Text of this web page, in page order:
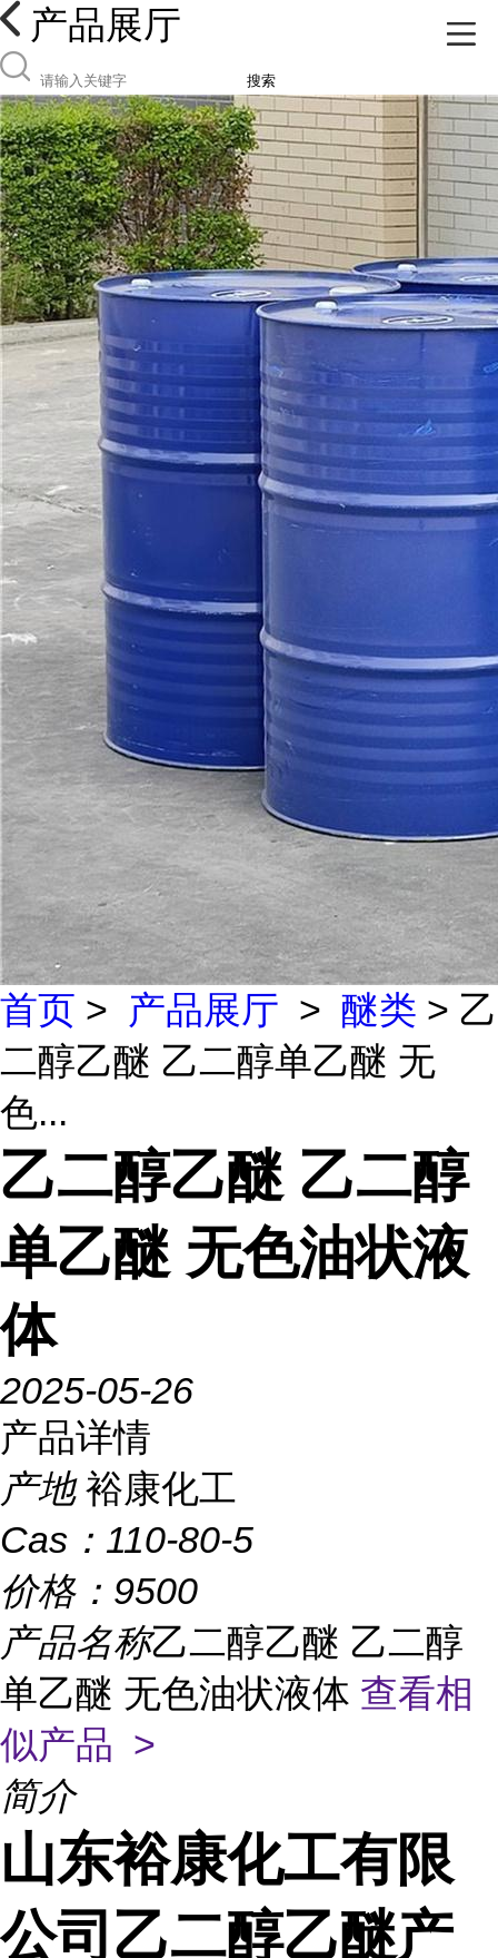
产品展厅
搜索
首页 > 产品展厅 > 醚类 > 乙
二醇乙醚 乙二醇单乙醚 无
色...
乙二醇乙醚 乙二醇
单乙醚 无色油状液
体
2025-05-26
产品详情
产地 裕康化工
Cas： 110-80-5
价格： 9500
产品名称乙二醇乙醚 乙二醇
单乙醚 无色油状液体 查看相
似产品 >
简介
山东裕康化工有限
公司乙二醇乙醚产